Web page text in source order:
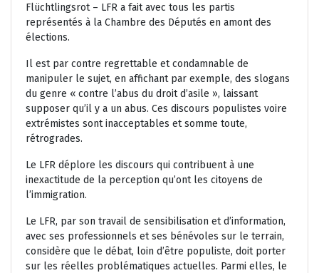
Flüchtlingsrot – LFR a fait avec tous les partis
représentés à la Chambre des Députés en amont des
élections.
Il est par contre regrettable et condamnable de
manipuler le sujet, en affichant par exemple, des slogans
du genre « contre l’abus du droit d’asile », laissant
supposer qu’il y a un abus. Ces discours populistes voire
extrémistes sont inacceptables et somme toute,
rétrogrades.
Le LFR déplore les discours qui contribuent à une
inexactitude de la perception qu’ont les citoyens de
l’immigration.
Le LFR, par son travail de sensibilisation et d’information,
avec ses professionnels et ses bénévoles sur le terrain,
considère que le débat, loin d’être populiste, doit porter
sur les réelles problématiques actuelles. Parmi elles, le